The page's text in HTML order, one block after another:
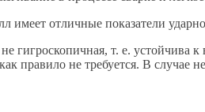
имеет отличные показатели
гигроскопичная, т. е.
правило не требуется. В случае